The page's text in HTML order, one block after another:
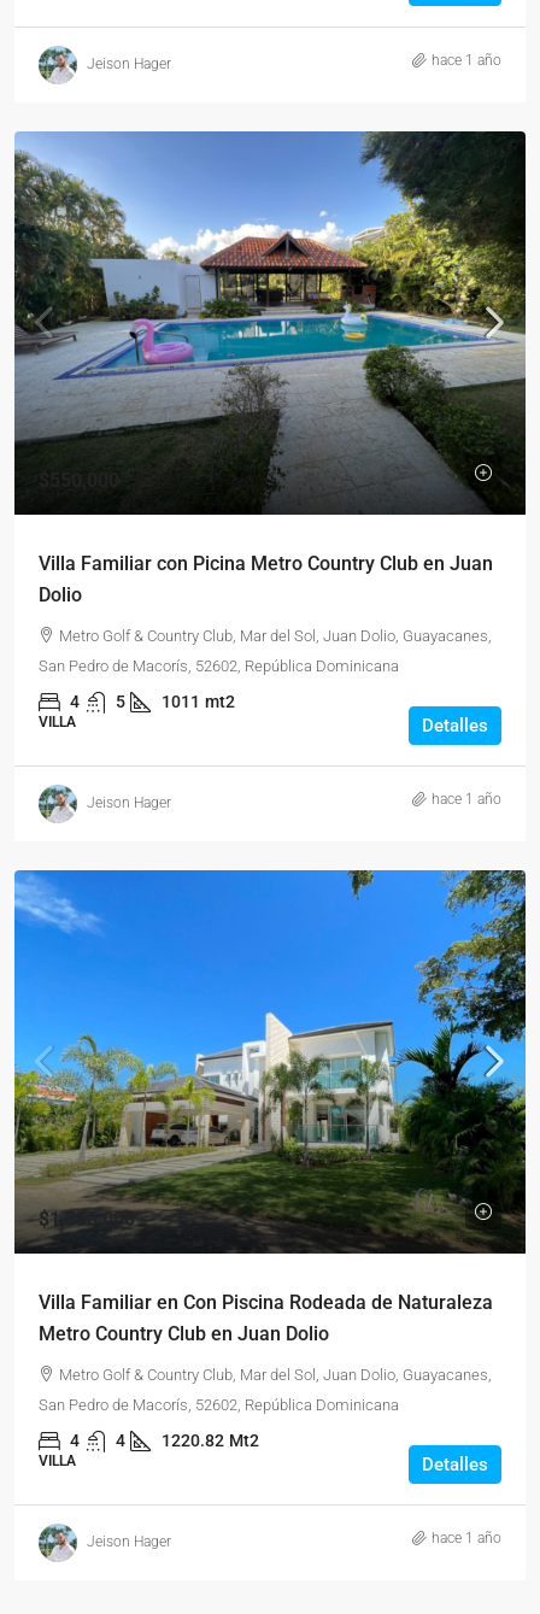
Jeison Hager hace 1 año
$550,000
Villa Familiar con Picina Metro Country Club en Juan
Dolio
Metro Golf & Country Club, Mar del Sol, Juan Dolio, Guayacanes,
San Pedro de Macorís, 52602, República Dominicana
4 5 1011 mt2
VILLA Detalles
Jeison Hager hace 1 año
$1,550,000
Villa Familiar en Con Piscina Rodeada de Naturaleza
Metro Country Club en Juan Dolio
Metro Golf & Country Club, Mar del Sol, Juan Dolio, Guayacanes,
San Pedro de Macorís, 52602, República Dominicana
4 4 1220.82 Mt2
VILLA Detalles
Jeison Hager hace 1 año